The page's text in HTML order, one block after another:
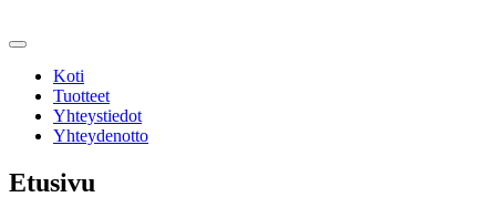
Koti
Tuotteet
Yhteystiedot
Yhteydenotto
Etusivu